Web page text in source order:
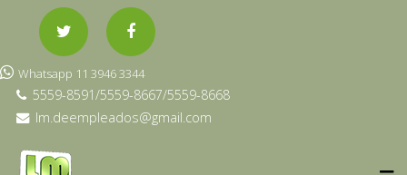
Whatsapp 11 3946 3344
5559-8591/5559-8667/5559-8668
lm.deempleados@gmail.com